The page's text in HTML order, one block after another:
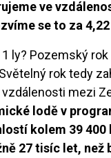
ve
se to za
ly? Pozemský rok
rok tedy
mezi
lodě v
kolem 39
27 tisíc let, než